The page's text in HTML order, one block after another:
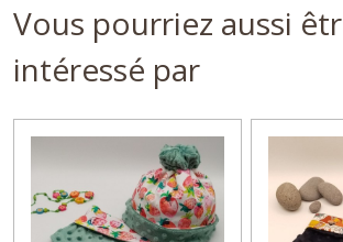
Vous pourriez aussi
intéressé par